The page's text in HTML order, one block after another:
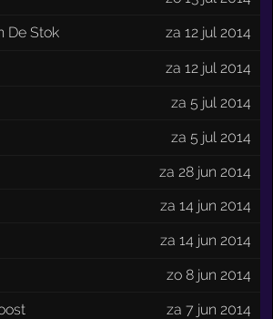
De Stok
za 12 jul 2014
za 12 jul 2014
za 5 jul 2014
za 5 jul 2014
za 28 jun 2014
za 14 jun 2014
za 14 jun 2014
zo 8 jun 2014
za 7 jun 2014